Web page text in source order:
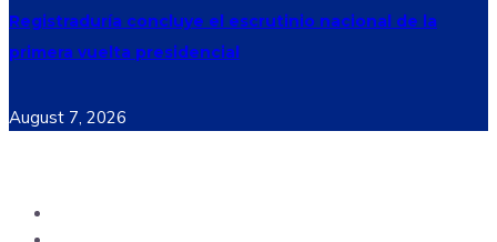
Registraduría concluye el escrutinio nacional de la
primera vuelta presidencial
August 7, 2026